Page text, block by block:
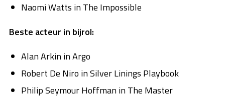
Naomi Watts in The Impossible
Beste acteur in bijrol:
Alan Arkin in Argo
Robert De Niro in Silver Linings Playbook
Philip Seymour Hoffman in The Master